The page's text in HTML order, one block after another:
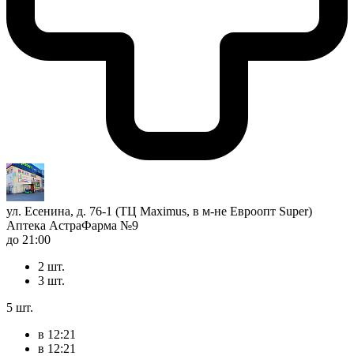
ул. Есенина, д. 76-1 (ТЦ Maximus, в м-не Евроопт Super)
Аптека АстраФарма №9
до 21:00
2 шт.
3 шт.
5 шт.
в 12:21
в 12:21